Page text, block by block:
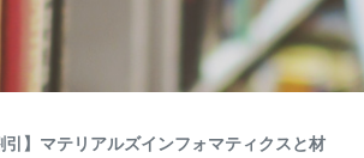
引】マテリアルズインフォマティクスと材